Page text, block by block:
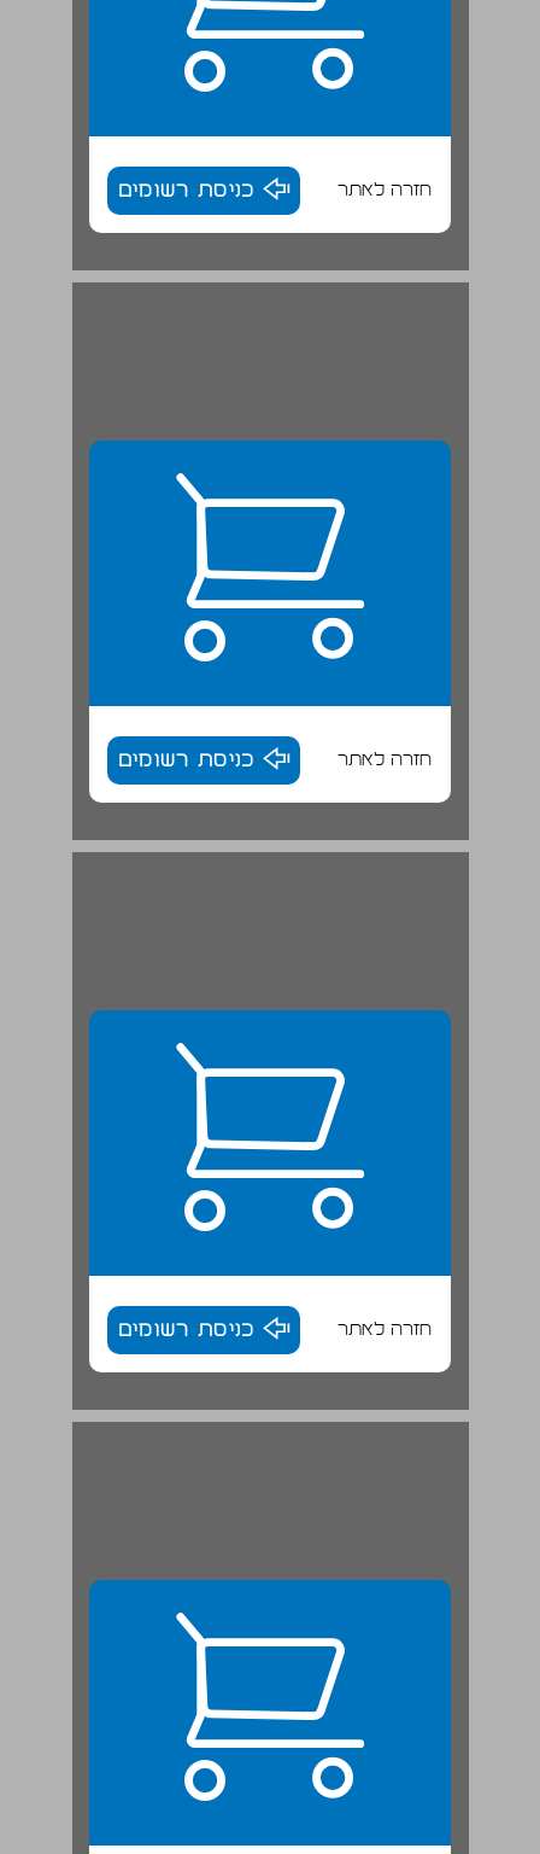
חזרה לאתר כניסת רשומים
חזרה לאתר כניסת רשומים
חזרה לאתר כניסת רשומים